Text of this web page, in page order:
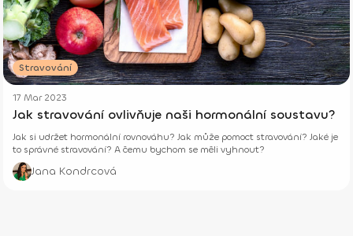
Stravování
17 Mar 2023
Jak stravování ovlivňuje naši hormonální soustavu?
Jak si udržet hormonální rovnováhu? Jak může pomoct stravování? Jaké je
to správné stravování? A čemu bychom se měli vyhnout?
Jana Kondrcová